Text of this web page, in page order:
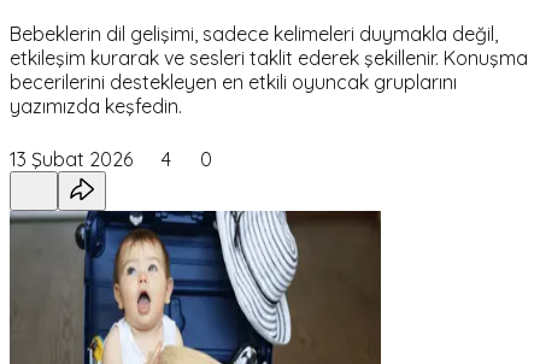
Bebeklerin dil gelişimi, sadece kelimeleri duymakla değil,
etkileşim kurarak ve sesleri taklit ederek şekillenir. Konuşma
becerilerini destekleyen en etkili oyuncak gruplarını
yazımızda keşfedin.
13 Şubat 2026 4 0